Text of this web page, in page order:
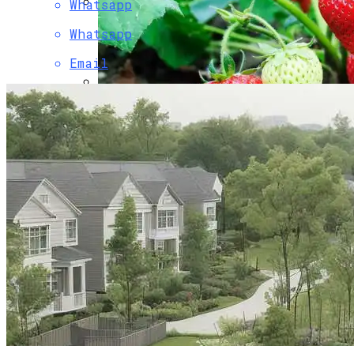
Как Правильно Ухаживать За Паркетом
Чтобы Сохранить Его Надолго
Бордюрные Растения Для Создания
Гармонии Слоев В Саду
Горящие Туры В Китай Из Барнаула:
Путешествие, Которое Не Стоит
Упускать
Сорта Клубники Для Выращивания В
Открытом Грунте
Whatsapp
Whatsapp
Email